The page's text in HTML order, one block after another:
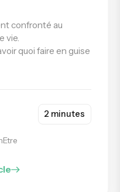
confronté au
vie.
quoi faire en guise
2 minutes